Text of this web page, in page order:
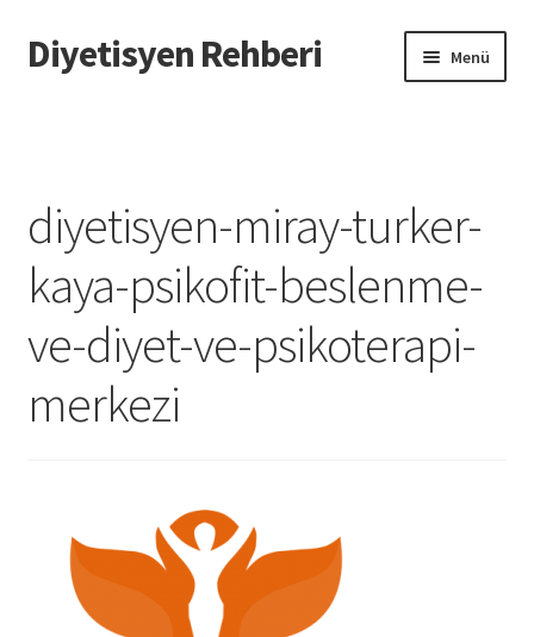
Dolaşıma
geç
İçeriğe
geç
Diyetisyen Rehberi Menü
Hata Bildir
iletişim
Sayfamı Düzenlemek İstiyorum
Yardım
diyetisyen-miray-turker-
kaya-psikofit-beslenme-
ve-diyet-ve-psikoterapi-
merkezi